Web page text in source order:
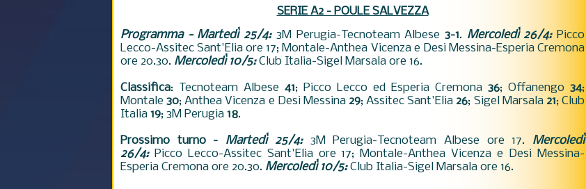
SERIE A2 - POULE SALVEZZA
Programma - Martedì 25/4: 3M Perugia-Tecnoteam Albese 3-1. Mercoledì 26/4:Picco
Lecco-Assitec Sant'Elia ore 17; Montale-Anthea Vicenza e Desi Messina-Esperia Cremona
ore 20.30. Mercoledì 10/5:Club Italia-Sigel Marsala ore 16.
Classifica: Tecnoteam Albese 41; Picco Lecco ed Esperia Cremona 36; Offanengo 34;
Montale30; Anthea Vicenza e Desi Messina 29; Assitec Sant'Elia 26; Sigel Marsala 21; Club
Italia 19; 3M Perugia 18.
Prossimo turno - Martedì 25/4: 3M Perugia-Tecnoteam Albese ore 17. Mercoledì
26/4:Picco Lecco-Assitec Sant'Elia ore 17; Montale-Anthea Vicenza e Desi Messina-
Esperia Cremona ore 20.30. Mercoledì 10/5:Club Italia-Sigel Marsala ore 16.